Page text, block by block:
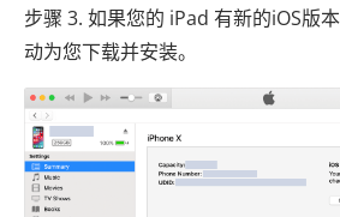
步骤 3. 如果您的 iPad 有新的iOS版
动为您下载并安装。